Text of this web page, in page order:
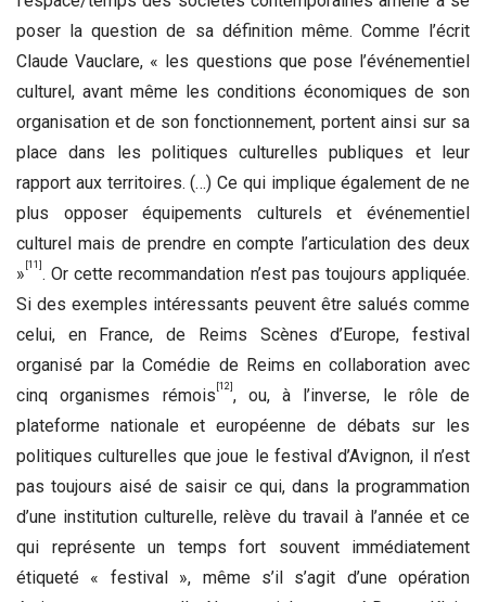
poser la question de sa définition même. Comme l’écrit
Claude Vauclare, « les questions que pose l’événementiel
culturel, avant même les conditions économiques de son
organisation et de son fonctionnement, portent ainsi sur sa
place dans les politiques culturelles publiques et leur
rapport aux territoires. (…) Ce qui implique également de ne
plus opposer équipements culturels et événementiel
culturel mais de prendre en compte l’articulation des deux
» [11] . Or cette recommandation n’est pas toujours appliquée.
Si des exemples intéressants peuvent être salués comme
celui, en France, de Reims Scènes d’Europe, festival
organisé par la Comédie de Reims en collaboration avec
cinq organismes rémois [12] , ou, à l’inverse, le rôle de
plateforme nationale et européenne de débats sur les
politiques culturelles que joue le festival d’Avignon, il n’est
pas toujours aisé de saisir ce qui, dans la programmation
d’une institution culturelle, relève du travail à l’année et ce
qui représente un temps fort souvent immédiatement
étiqueté « festival », même s’il s’agit d’une opération